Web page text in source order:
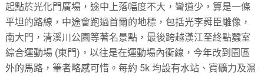
起點於光化門廣場，途中上落幅度不大，彎道少，算是一條
平坦的路線，中途會跑過首爾的地標，包括光李舜臣雕像，
南大門，清溪川公園等著名景點，最後跨越漢江至終點蠶室
綜合運動場 (東門)，以往是在運動場內衝線，今年改到園區
外的馬路，筆者略感可惜。每約 5k 均設有水站、寶礦力及濕